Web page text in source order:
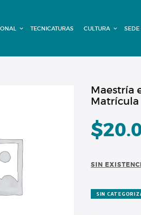
TECNICATURAS CULTURA SEDE
Maestría
Matrícula
$
SIN
SIN